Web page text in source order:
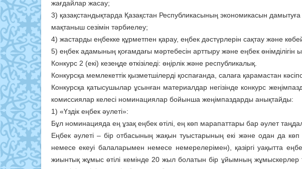
жағдайлар жасау;
3) қазақстандықтарда Қазақстан Рес­публикасының экономикасын дамытуға
мақтаныш сезімін тәр­биелеу;
4) жастарды еңбекке құрметпен қа­рау, еңбек дәстүрлерін сақтау және
5) еңбек адамының қоғамдағы мәрте­бесін арттыру және еңбек өнімділігін
Конкурс 2 (екі) кезеңде өткізіледі: өңірлік және республикалық.
Конкурсқа мемлекеттік қызметші­лерді қоспағанда, салаға қарамастан
Конкурсқа қатысушылар ұсынған ма­териалдар негізінде конкурс
комиссиялар келесі номи­на­циялар бойынша жеңімпаздарды анық­тайды:
1) «Үздік еңбек әулеті»:
Бұл номинацияда ең ұзақ еңбек өтілі, ең көп марапаттары бар әулет
Еңбек әулеті – бір отбасының жақын туыстарының екі және одан да
немесе екеуі балаларымен немесе немерелерімен), қазіргі уақытта
жиынтық жұмыс өтілі ке­мінде 20 жыл болатын бір ұйымның жұ­мыскерлер